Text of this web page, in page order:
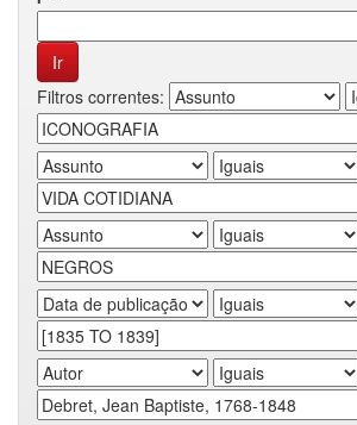
Filtros correntes: